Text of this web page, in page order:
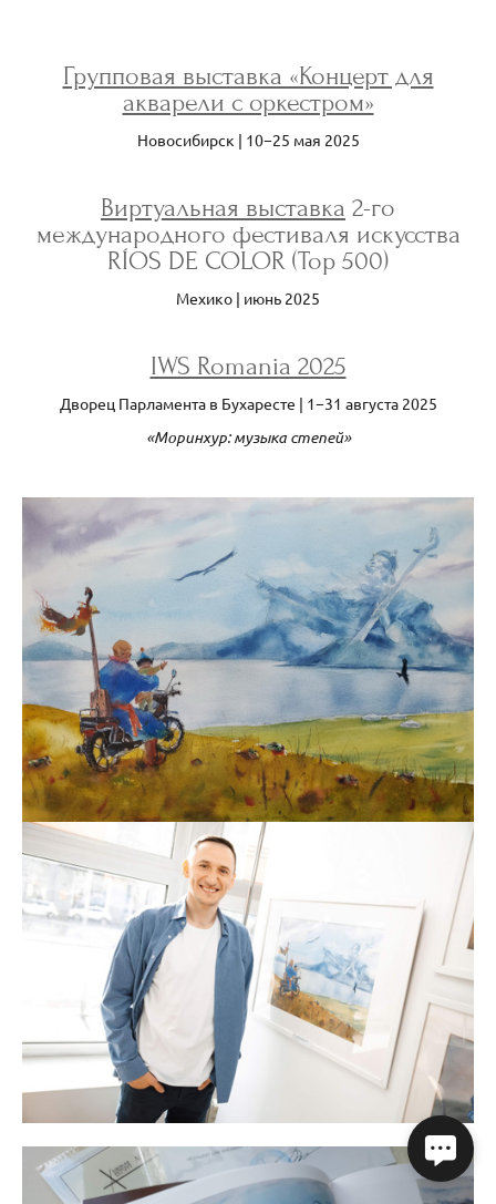
Групповая выставка «Концерт для
акварели с оркестром»
Новосибирск | 10−25 мая 2025
Виртуальная выставка 2-го
международного фестиваля искусства
RÍOS DE COLOR (Top 500)
Мехико | июнь 2025
IWS Romania 2025
Дворец Парламента в Бухаресте | 1−31 августа 2025
«Моринхур: музыка степей»